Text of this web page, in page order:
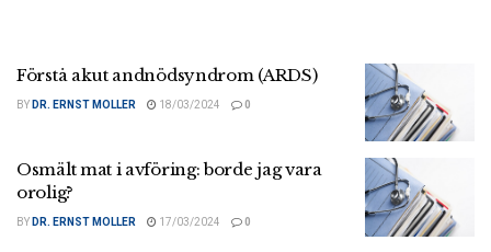
Förstå akut andnödsyndrom (ARDS)
BY DR. ERNST MOLLER 18/03/2024 0
Osmält mat i avföring: borde jag vara
orolig?
BY DR. ERNST MOLLER 17/03/2024 0